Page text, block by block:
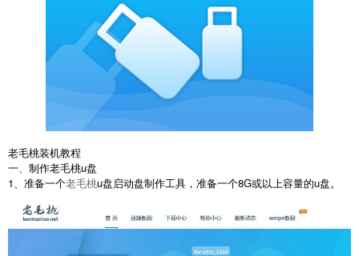
老毛桃装机教程
一、制作老毛桃u盘
1、准备一个老毛桃u盘启动盘制作工具，准备一个8G或以上容量的u盘。